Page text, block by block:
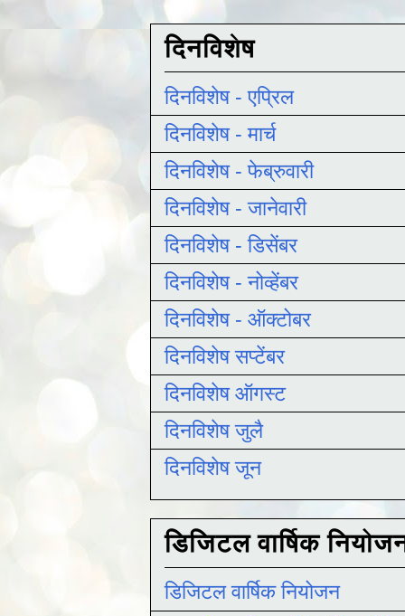
दिनविशेष
दिनविशेष - एप्रिल
दिनविशेष - मार्च
दिनविशेष - फेब्रुवारी
दिनविशेष - जानेवारी
दिनविशेष - डिसेंबर
दिनविशेष - नोव्हेंबर
दिनविशेष - ऑक्टोबर
दिनविशेष सप्टेंबर
दिनविशेष ऑगस्ट
दिनविशेष जुलै
दिनविशेष जून
डिजिटल वार्षिक
डिजिटल वार्षिक नियोजन